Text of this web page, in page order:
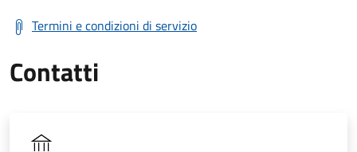
Termini e condizioni di servizio
Contatti